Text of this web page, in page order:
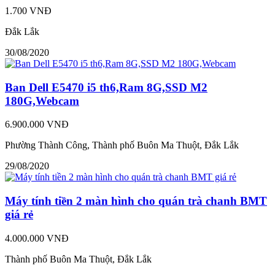
1.700 VNĐ
Đắk Lắk
30/08/2020
Ban Dell E5470 i5 th6,Ram 8G,SSD M2
180G,Webcam
6.900.000 VNĐ
Phường Thành Công, Thành phố Buôn Ma Thuột, Đắk Lắk
29/08/2020
Máy tính tiền 2 màn hình cho quán trà chanh BMT
giá rẻ
4.000.000 VNĐ
Thành phố Buôn Ma Thuột, Đắk Lắk